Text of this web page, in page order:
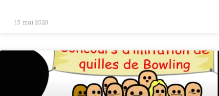
15 mai 2020